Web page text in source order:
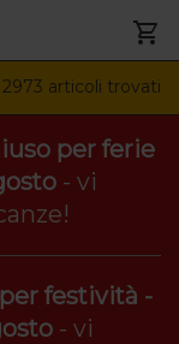
2973 articoli trovati
per ferie
- vi
festività -
- vi